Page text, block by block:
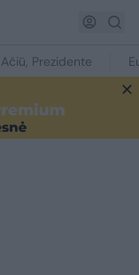
Ačiū, Prezidente